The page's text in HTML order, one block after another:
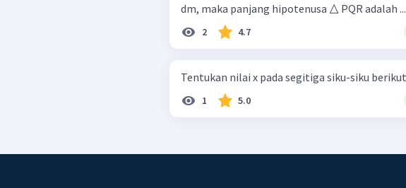
dm, maka panjang hipotenusa △ PQR adalah ...
2 4.7
1 5.0